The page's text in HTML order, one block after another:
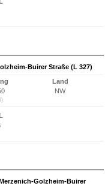
Buirer Straße (L 327)
Land
NW
Golzheim-Buirer